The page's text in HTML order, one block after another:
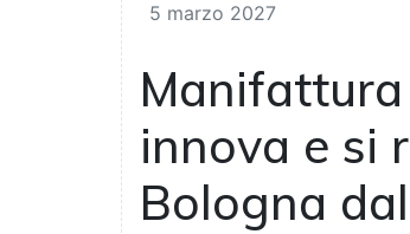
5 marzo 2027
innova e si
Bologna